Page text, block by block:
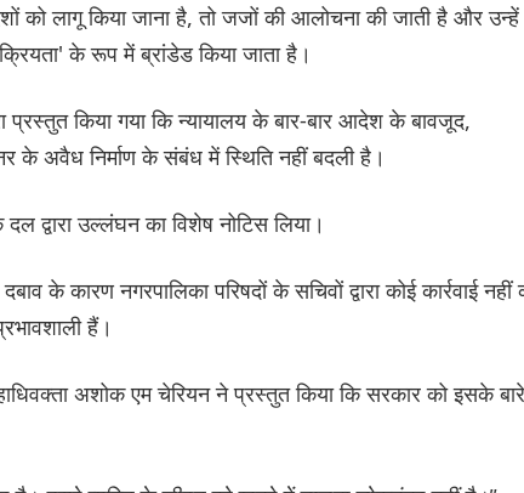
को लागू किया जाना है, तो जजों की आलोचना की जाती है और उन्हें
के रूप में ब्रांडेड किया जाता है।
प्रस्तुत किया गया कि न्यायालय के बार-बार आदेश के बावजूद,
अवैध निर्माण के संबंध में स्थिति नहीं बदली है।
द्वारा उल्लंघन का विशेष नोटिस लिया।
के कारण नगरपालिका परिषदों के सचिवों द्वारा कोई कार्रवाई नहीं
हैं।
अशोक एम चेरियन ने प्रस्तुत किया कि सरकार को इसके